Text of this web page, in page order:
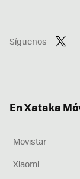
Síguenos
En Xataka
Movistar
Xiaomi